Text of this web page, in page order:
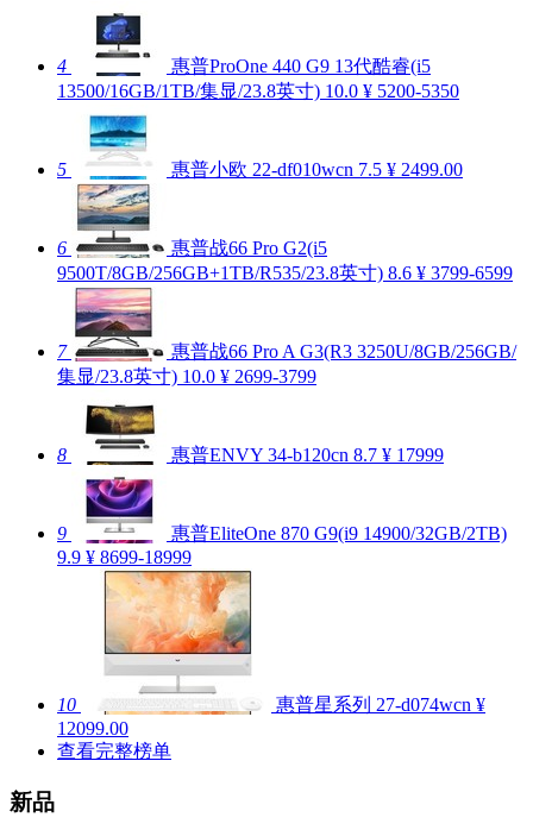
4
惠普ProOne 440 G9 13代酷睿(i5
13500/16GB/1TB/集显/23.8英寸) 10.0 ¥ 5200-5350
5 惠普小欧 22-df010wcn 7.5 ¥ 2499.00
6
惠普战66 Pro G2(i5
9500T/8GB/256GB+1TB/R535/23.8英寸) 8.6 ¥ 3799-6599
7
惠普战66 Pro A G3(R3 3250U/8GB/256GB/
集显/23.8英寸) 10.0 ¥ 2699-3799
8 惠普ENVY 34-b120cn 8.7 ¥ 17999
9
惠普EliteOne 870 G9(i9 14900/32GB/2TB)
9.9 ¥ 8699-18999
10 惠普星系列 27-d074wcn ¥
12099.00
查看完整榜单
新品